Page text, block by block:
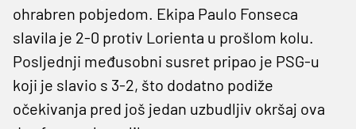
ohrabren pobjedom. Ekipa Paulo Fonseca
slavila je 2-0 protiv Lorienta u prošlom kolu.
Posljednji međusobni susret pripao je PSG-u
koji je slavio s 3-2, što dodatno podiže
očekivanja pred još jedan uzbudljiv okršaj ova